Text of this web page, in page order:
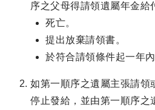
序之父母得請領遺屬年金給
死亡。
提出放棄請領書。
於符合請領條件起一年
如第一順序之遺屬主張請領
停止發給，並由第一順序之